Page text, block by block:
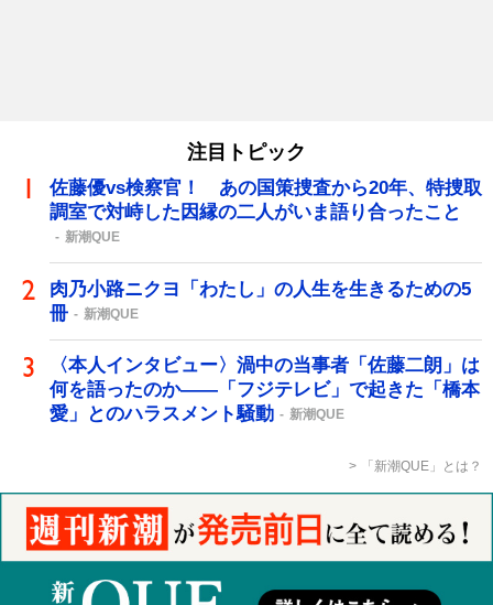
注目トピック
佐藤優vs検察官！ あの国策捜査から20年、特捜取
調室で対峙した因縁の二人がいま語り合ったこと
新潮QUE
肉乃小路ニクヨ「わたし」の人生を生きるための5
冊
新潮QUE
〈本人インタビュー〉渦中の当事者「佐藤二朗」は
何を語ったのか――「フジテレビ」で起きた「橋本
愛」とのハラスメント騒動
新潮QUE
「新潮QUE」とは？